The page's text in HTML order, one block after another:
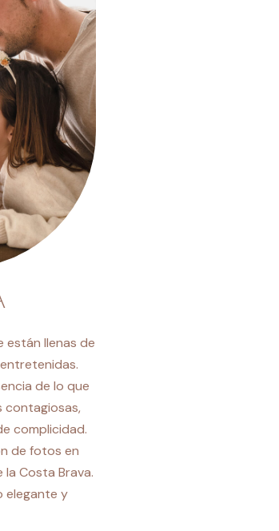
están llenas de
de lo que
contagiosas,
complicidad.
de fotos en
Costa Brava.
elegante y